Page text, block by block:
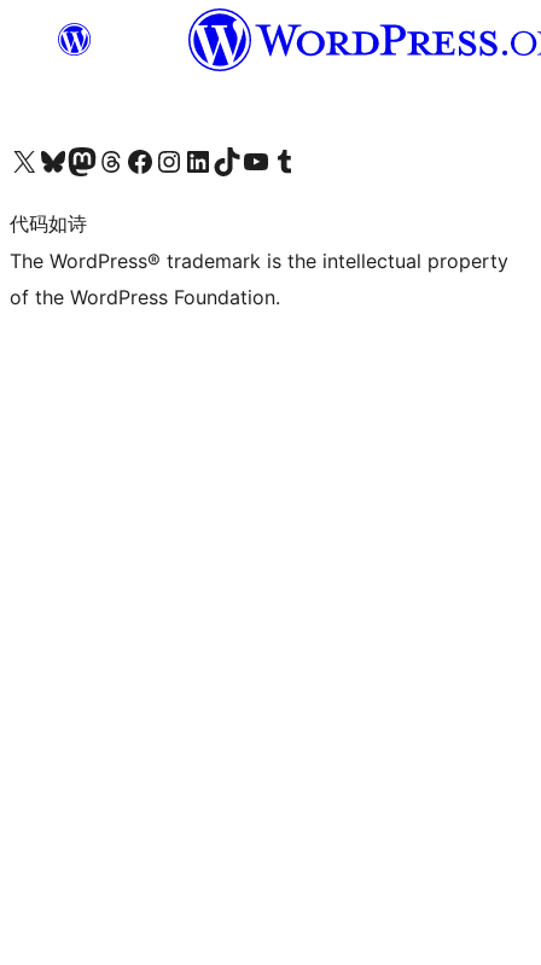
关注我们的 X（原 Twitter）账号访问我们的 Bluesky 账号关注我们的 Mastodon 账号访问我们的 Threads 账号 访问我们的 Facebook 公共主页关注我们的 Instagram 账号 关注我们的 LinkedIn 主页访问我们的 TikTok 账号访问我们的 YouTube 频道 访问我们的 Tumblr 账号
代码如诗
The WordPress® trademark is the intellectual property
of the WordPress Foundation.